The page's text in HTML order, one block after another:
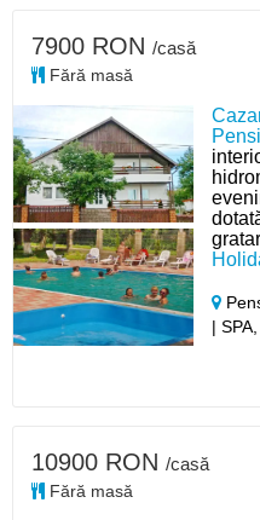
|
7900 RON /casă
Fără masă
10900 RON /casă
Fără masă